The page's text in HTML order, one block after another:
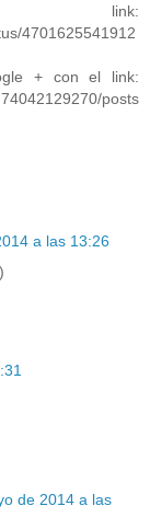
link:
4701625541912
+ con el link:
posts
a las 13:26
de 2014 a las